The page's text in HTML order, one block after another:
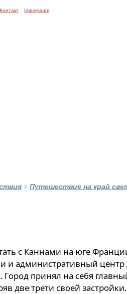
Контакт Impressum
> Путешествие на край
с Каннами на юге
и административный центр
Город принял на себя
две трети своей